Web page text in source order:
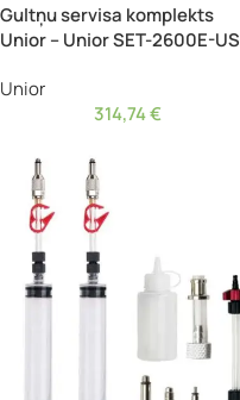
Gultņu servisa komplekts
Unior – Unior SET-2600E-US
Unior
314,74€